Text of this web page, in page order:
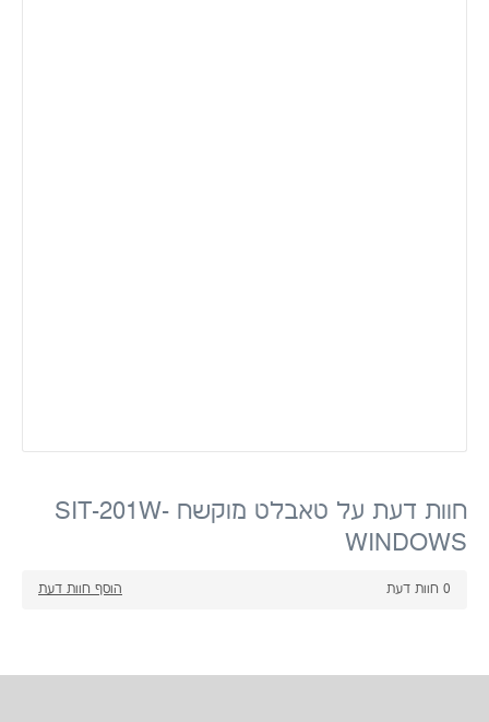
חוות דעת על טאבלט מוקשח SIT-201W-
WINDOWS
0 חוות דעת הוסף חוות דעת